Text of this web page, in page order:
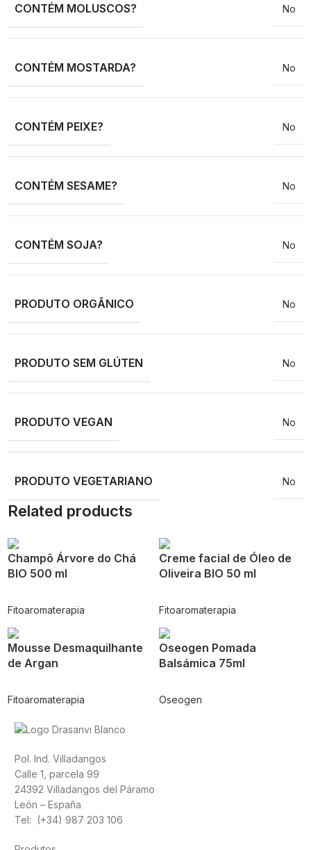
CONTÉM MOLUSCOS? No
CONTÉM MOSTARDA? No
CONTÉM PEIXE? No
CONTÉM SESAME? No
CONTÉM SOJA? No
PRODUTO ORGÂNICO No
PRODUTO SEM GLÚTEN No
PRODUTO VEGAN No
PRODUTO VEGETARIANO No
Related products
Champô Árvore do Chá
BIO 500 ml
Fitoaromaterapia
Creme facial de Óleo de
Oliveira BIO 50 ml
Fitoaromaterapia
Mousse Desmaquilhante
de Argan
Fitoaromaterapia
Oseogen Pomada
Balsámica 75ml
Oseogen
Pol. Ind. Villadangos
Calle 1, parcela 99
24392 Villadangos del Páramo
León – España
Tel: (+34) 987 203 106